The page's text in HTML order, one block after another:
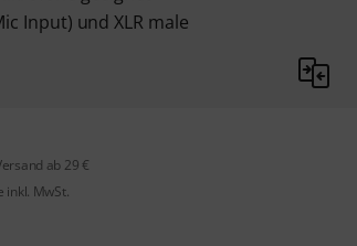
Input) und XLR male
ab 29 €
inkl. MwSt.